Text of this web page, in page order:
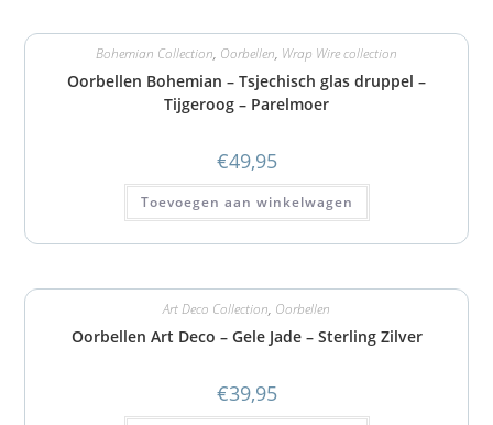
Bohemian Collection, Oorbellen, Wrap Wire collection
Oorbellen Bohemian – Tsjechisch glas druppel –
Tijgeroog – Parelmoer
€49,95
Toevoegen aan winkelwagen
Art Deco Collection, Oorbellen
Oorbellen Art Deco – Gele Jade – Sterling Zilver
€39,95